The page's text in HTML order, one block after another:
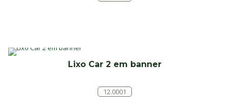
Lixo Car 2 em banner
12.0001